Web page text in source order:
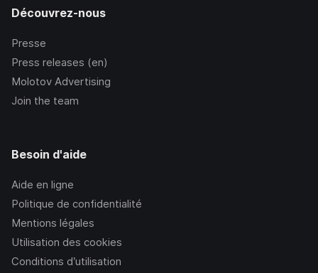
Découvrez-nous
Presse
Press releases (en)
Molotov Advertising
Join the team
Besoin d'aide
Aide en ligne
Politique de confidentialité
Mentions légales
Utilisation des cookies
Conditions d’utilisation